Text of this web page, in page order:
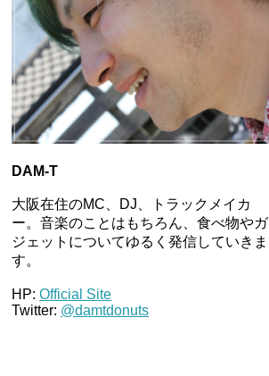
DAM-T
大阪在住のMC、DJ、トラックメイカ
ー。音楽のことはもちろん、食べ物やガ
ジェットについてゆるく発信していきま
す。
HP: Official Site
Twitter: @damtdonuts